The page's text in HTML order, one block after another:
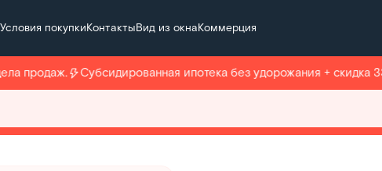
Условия покупкиКонтактыВид из окнаКоммерция
продаж. Субсидированная ипотека без удорожания + скидка
от 315 234 руб./мес.